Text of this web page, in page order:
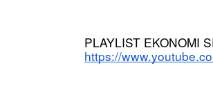
PLAYLIST EKONOMI
https://